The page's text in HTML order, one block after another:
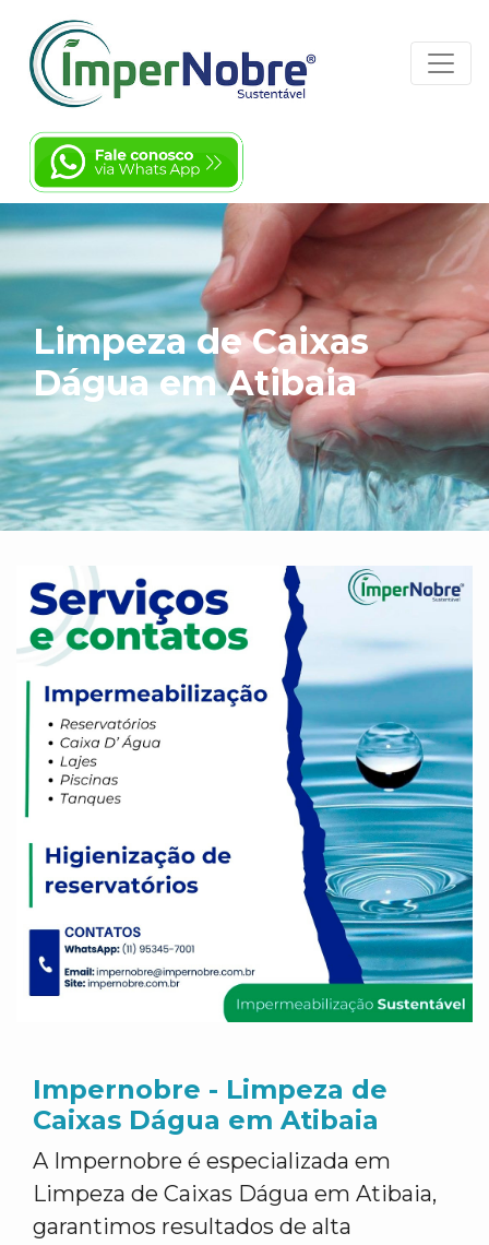
Limpeza de Caixas
Dágua em Atibaia
Impernobre - Limpeza de
Caixas Dágua em Atibaia
A Impernobre é especializada em
Limpeza de Caixas Dágua em Atibaia,
garantimos resultados de alta